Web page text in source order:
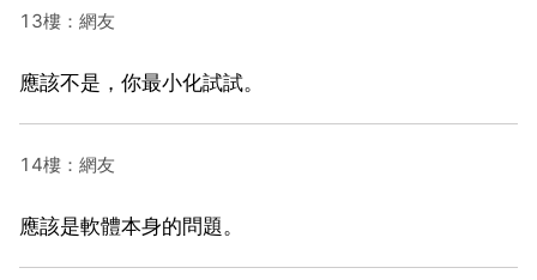
13樓：網友
應該不是，你最小化試試。
14樓：網友
應該是軟體本身的問題。